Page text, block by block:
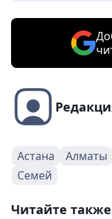
Астана Алматы
Семей
Читайте также